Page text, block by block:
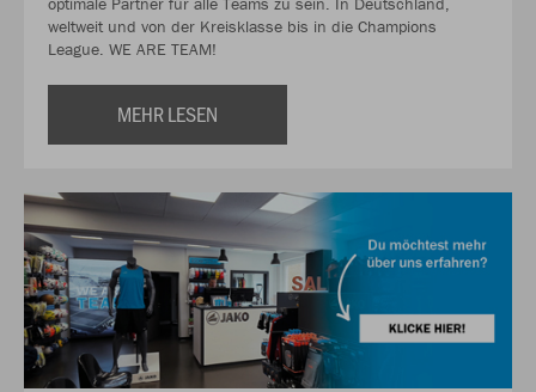
weltweit und von der Kreisklasse bis in die Champions
League. WE ARE TEAM!
MEHR LESEN